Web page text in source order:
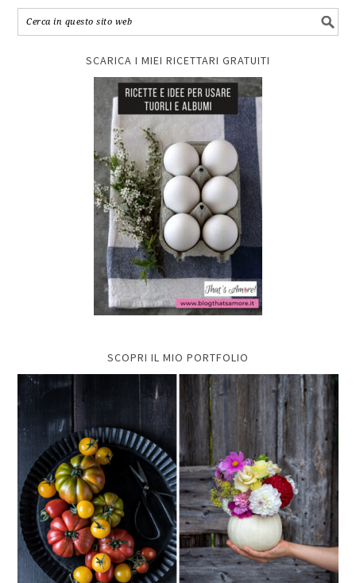
SCARICA I MIEI RICETTARI GRATUITI
SCOPRI IL MIO PORTFOLIO